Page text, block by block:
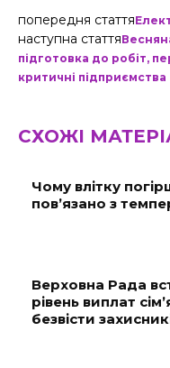
попередня стаття
наступна стаття
підготовка до робіт,
критичні підприємства
СХОЖІ
Чому влітку
пов’язано з
Верховна Рада
рівень виплат
безвісти